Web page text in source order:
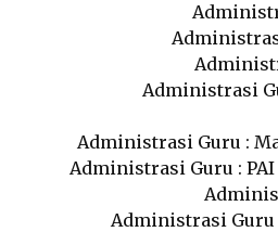
Administrasi
Administrasi Guru :
Administrasi Guru :
Administrasi Guru